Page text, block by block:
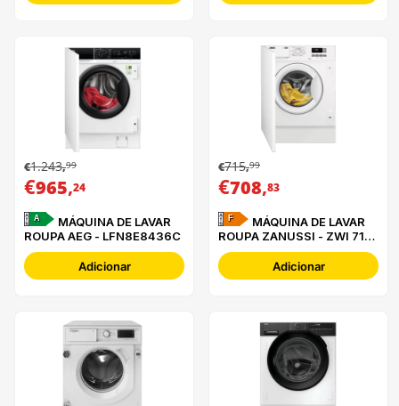
€1.243,99
€965,24
A
ROUPA AEG - LFN8E8436C
Adicionar
€715,99
€708,83
F
ROUPA ZANUSSI - ZWI 712
UDWA
Adicionar